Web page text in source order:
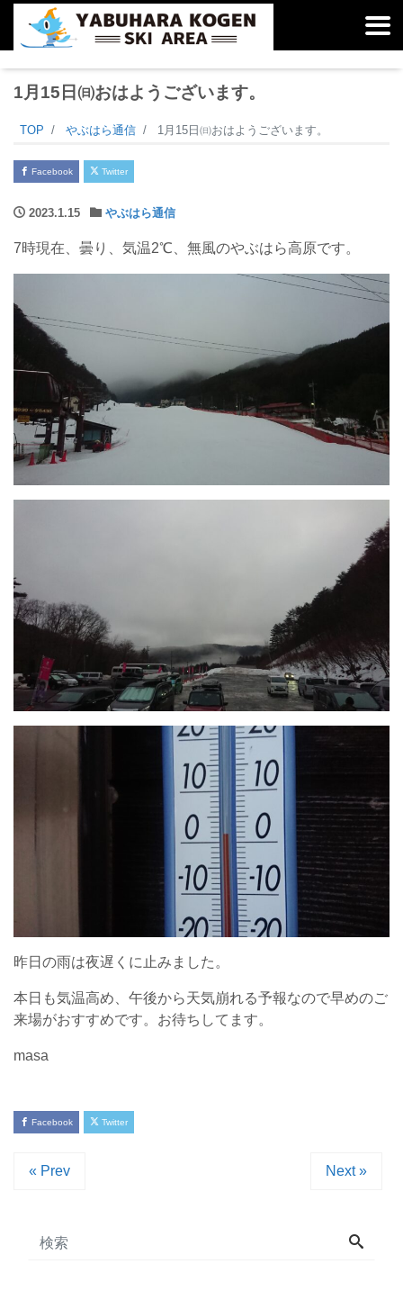
1月15日㈰おはようございます。
TOP やぶはら通信 1月15日㈰おはようございます。
Facebook Twitter
2023.1.15 やぶはら通信
7時現在、曇り、気温2℃、無風のやぶはら高原です。
昨日の雨は夜遅くに止みました。
本日も気温高め、午後から天気崩れる予報なので早めのご
来場がおすすめです。お待ちしてます。
masa
Facebook Twitter
« Prev Next »